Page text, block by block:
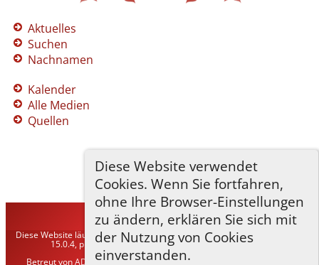
Diese Website verwendet
Cookies. Wenn Sie fortfahren,
ohne Ihre Browser-Einstellungen
zu ändern, erklären Sie sich mit
der Nutzung von Cookies
einverstanden.
Aktuelles
Suchen
Nachnamen
Kalender
Alle Medien
Quellen
TNG-ADLER©2026
Diese Website läuft mitThe Next Generation of Genealogy Sitebuilding
15.0.4, programmiert von Darrin Lythgoe © 2001-2026.
Betreut vonADLER Heraldisch-Genealogische Gesellschaft, Wien